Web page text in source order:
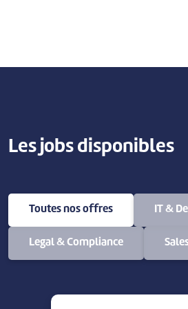
Les jobs disponibles
Toutes nos offres IT &
Legal & Compliance